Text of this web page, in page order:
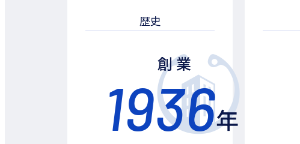
歴史
創 業
1936年